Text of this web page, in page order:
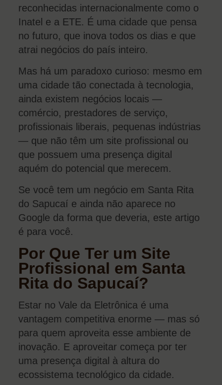
reconhecidas internacionalmente como o
Inatel e a ETE. É uma cidade que pensa
no futuro, que inova todos os dias e que
atrai negócios do país inteiro.
Mas há um paradoxo curioso: mesmo em
uma cidade tão conectada à tecnologia,
ainda existem negócios locais —
comércio, prestadores de serviço,
profissionais liberais, pequenas indústrias
— que não têm um site profissional ou
que possuem uma presença digital
aquém do potencial que merecem.
Se você tem um negócio em Santa Rita
do Sapucaí e ainda não aparece no
Google da forma que deveria, este artigo
é para você.
Por Que Ter um Site
Profissional em Santa
Rita do Sapucaí?
Estar no Vale da Eletrônica é uma
vantagem competitiva enorme — mas só
para quem aproveita esse ambiente de
inovação. E aproveitar começa por ter
uma presença digital à altura do
ecossistema tecnológico da cidade.